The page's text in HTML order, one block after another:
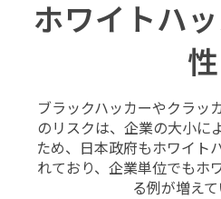
ホワイトハ
性
ブラックハッカーやクラッ
のリスクは、企業の大小に
ため、日本政府もホワイト
れており、企業単位でもホ
る例が増えて